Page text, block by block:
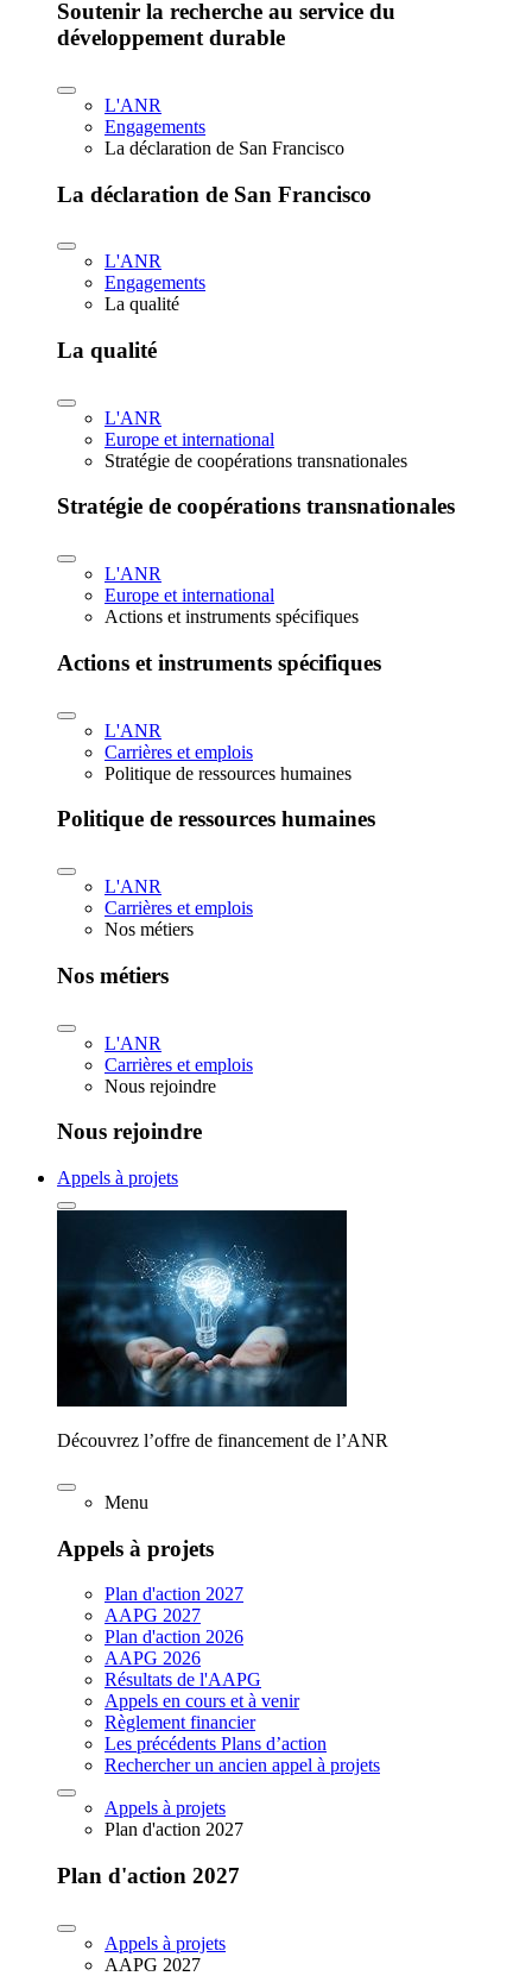
Soutenir la recherche au service du
développement durable
L'ANR
Engagements
La déclaration de San Francisco
La déclaration de San Francisco
L'ANR
Engagements
La qualité
La qualité
L'ANR
Europe et international
Stratégie de coopérations transnationales
Stratégie de coopérations transnationales
L'ANR
Europe et international
Actions et instruments spécifiques
Actions et instruments spécifiques
L'ANR
Carrières et emplois
Politique de ressources humaines
Politique de ressources humaines
L'ANR
Carrières et emplois
Nos métiers
Nos métiers
L'ANR
Carrières et emplois
Nous rejoindre
Nous rejoindre
Appels à projets
Découvrez l’offre de financement de l’ANR
Menu
Appels à projets
Plan d'action 2027
AAPG 2027
Plan d'action 2026
AAPG 2026
Résultats de l'AAPG
Appels en cours et à venir
Règlement financier
Les précédents Plans d’action
Rechercher un ancien appel à projets
Appels à projets
Plan d'action 2027
Plan d'action 2027
Appels à projets
AAPG 2027